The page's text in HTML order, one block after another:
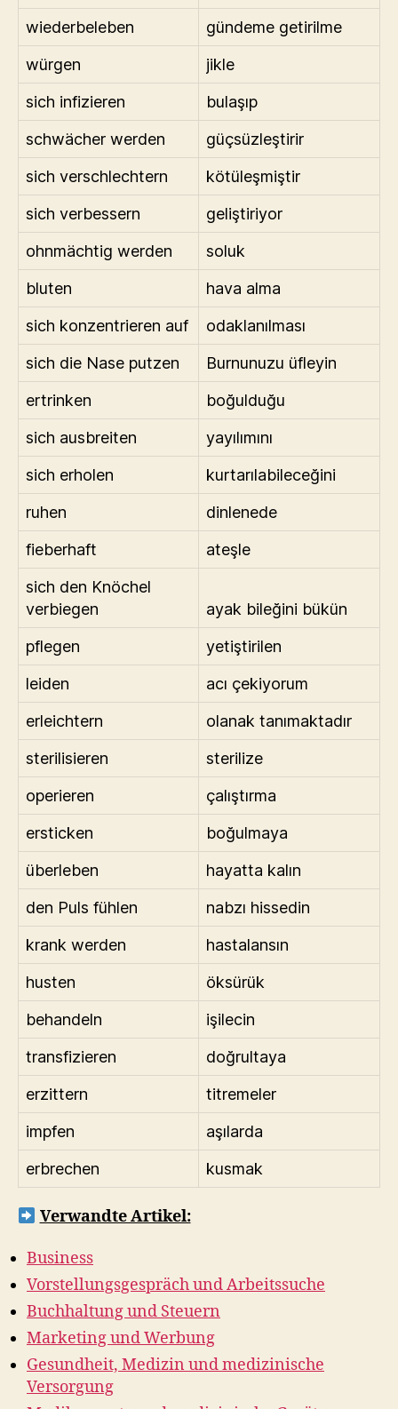
wiederbeleben
gündeme getirilme
würgen
jikle
sich infizieren
bulaşıp
schwächer werden
güçsüzleştirir
sich verschlechtern
kötüleşmiştir
sich verbessern
geliştiriyor
ohnmächtig werden
soluk
bluten
hava alma
sich konzentrieren auf
odaklanılması
sich die Nase putzen
Burnunuzu üfleyin
ertrinken
boğulduğu
sich ausbreiten
yayılımını
sich erholen
kurtarılabileceğini
ruhen
dinlenede
fieberhaft
ateşle
sich den Knöchel
verbiegen
ayak bileğini bükün
pflegen
yetiştirilen
leiden
acı çekiyorum
erleichtern
olanak tanımaktadır
sterilisieren
sterilize
operieren
çalıştırma
ersticken
boğulmaya
überleben
hayatta kalın
den Puls fühlen
nabzı hissedin
krank werden
hastalansın
husten
öksürük
behandeln
işilecin
transfizieren
doğrultaya
erzittern
titremeler
impfen
aşılarda
erbrechen
kusmak
Verwandte Artikel:
Business
Vorstellungsgespräch und Arbeitssuche
Buchhaltung und Steuern
Marketing und Werbung
Gesundheit, Medizin und medizinische
Versorgung